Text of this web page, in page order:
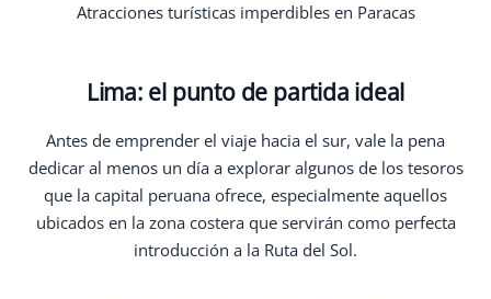
Atracciones turísticas imperdibles en Paracas
Lima: el punto de partida ideal
Antes de emprender el viaje hacia el sur, vale la pena
dedicar al menos un día a explorar algunos de los tesoros
que la capital peruana ofrece, especialmente aquellos
ubicados en la zona costera que servirán como perfecta
introducción a la Ruta del Sol.